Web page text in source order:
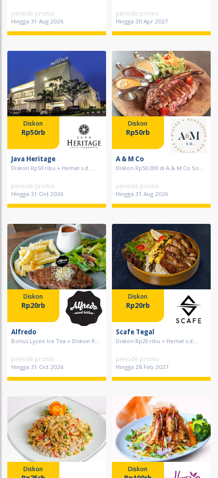
periode promo
Hingga 31 Aug 2026
periode promo
Hingga 30 Apr 2027
Diskon
Rp50rb
Java Heritage
Diskon Rp50 ribu + Hemat s.d....
periode promo
Hingga 31 Oct 2026
Diskon
Rp50rb
A & M Co
Diskon Rp50.000 di A & M Co So...
periode promo
Hingga 31 Aug 2026
Diskon
Rp20rb
Alfredo
Bonus Lycee Ice Tea + Diskon R...
periode promo
Hingga 31 Oct 2026
Diskon
Rp20rb
Scafe Tegal
Diskon Rp20 ribu + Hemat s.d....
periode promo
Hingga 28 Feb 2027
Diskon Diskon